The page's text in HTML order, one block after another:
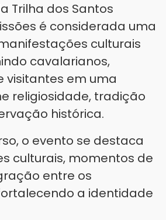
Trilha dos Santos
é considerada uma
culturais
cavalarianos,
visitantes em uma
religiosidade, tradição
histórica.
o evento se destaca
culturais, momentos de
entre os
a identidade